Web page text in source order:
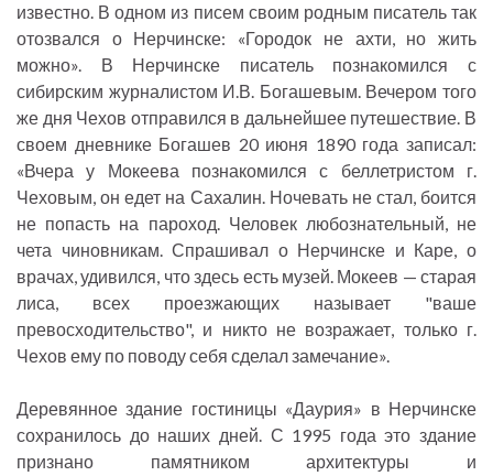
известно. В одном из писем своим родным писатель так
отозвался о Нерчинске: «Городок не ахти, но жить
можно». В Нерчинске писатель познакомился с
сибирским журналистом И.В. Богашевым. Вечером того
же дня Чехов отправился в дальнейшее путешествие. В
своем дневнике Богашев 20 июня 1890 года записал:
«Вчера у Мокеева познакомился с беллетристом г.
Чеховым, он едет на Сахалин. Ночевать не стал, боится
не попасть на пароход. Человек любознательный, не
чета чиновникам. Спрашивал о Нерчинске и Каре, о
врачах, удивился, что здесь есть музей. Мокеев — старая
лиса, всех проезжающих называет "ваше
превосходительство", и никто не возражает, только г.
Чехов ему по поводу себя сделал замечание».
Деревянное здание гостиницы «Даурия» в Нерчинске
сохранилось до наших дней. С 1995 года это здание
признано памятником архитектуры и